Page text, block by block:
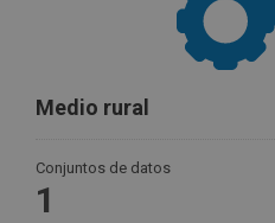
Medio rural
Conjuntos de datos
1